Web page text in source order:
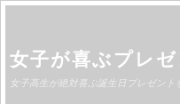
女子が喜ぶプレ
女子高生が絶対喜ぶ誕生日プレゼント